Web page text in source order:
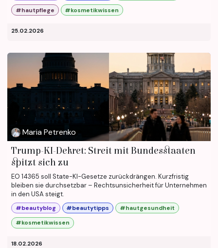
#hautpflege
#kosmetikwissen
25.02.2026
Maria Petrenko
Trump-KI-Dekret: Streit mit Bundesstaaten
spitzt sich zu
EO 14365 soll State-KI-Gesetze zurückdrängen. Kurzfristig
bleiben sie durchsetzbar – Rechtsunsicherheit für Unternehmen
in den USA steigt.
#beautyblog #beautytipps
#hautgesundheit
#kosmetikwissen
18.02.2026